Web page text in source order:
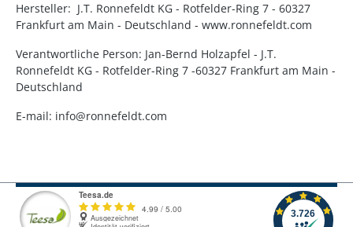
Hersteller: J.T. Ronnefeldt KG - Rotfelder-Ring 7 - 60327
Frankfurt am Main - Deutschland - www.ronnefeldt.com
Verantwortliche Person: Jan-Bernd Holzapfel - J.T.
Ronnefeldt KG - Rotfelder-Ring 7 -60327 Frankfurt am Main -
Deutschland
E-mail: info@ronnefeldt.com